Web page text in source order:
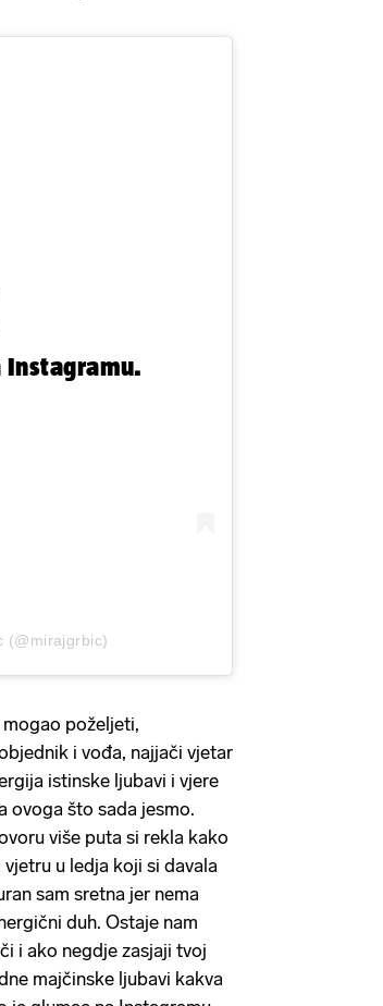
Instagramu.
(@mirajgrbic)
poželjeti,
i vođa, najjači vjetar
istinske ljubavi i vjere
ovoga što sada jesmo.
više puta si rekla kako
u ledja koji si davala
sam sretna jer nema
duh. Ostaje nam
i ako negdje zasjaji tvoj
majčinske ljubavi kakva